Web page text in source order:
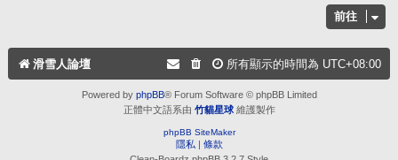
前往
滑雪人論壇 所有顯示的時間為 UTC+08:00
Powered by phpBB® Forum Software © phpBB Limited
正體中文語系由 竹貓星球維護製作
phpBB SiteMaker
隱私 | 條款